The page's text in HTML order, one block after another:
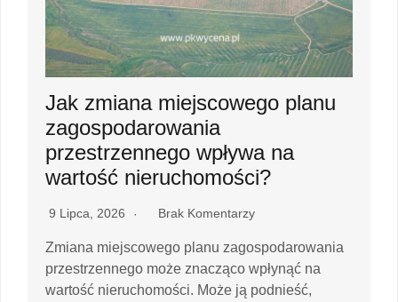
Jak zmiana miejscowego planu
zagospodarowania
przestrzennego wpływa na
wartość nieruchomości?
9 Lipca, 2026 Brak Komentarzy
Zmiana miejscowego planu zagospodarowania
przestrzennego może znacząco wpłynąć na
wartość nieruchomości. Może ją podnieść,